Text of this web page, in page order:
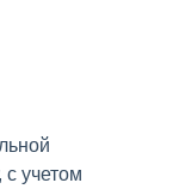
учетом